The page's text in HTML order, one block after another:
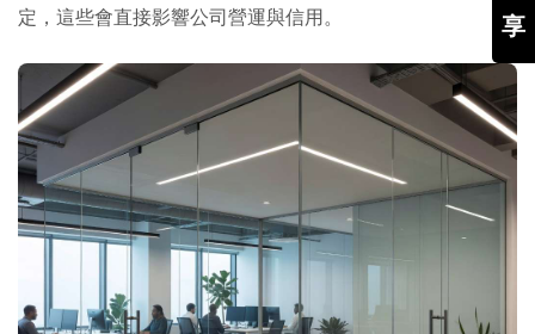
定，這些會直接影響公司營運與信用。
享